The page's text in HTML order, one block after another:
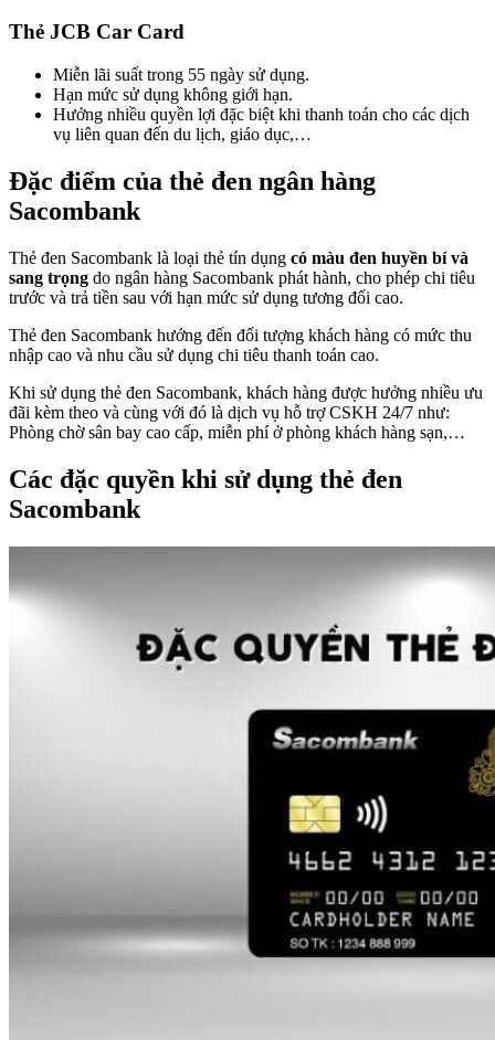
Thẻ JCB Car Card
Miễn lãi suất trong 55 ngày sử dụng.
Hạn mức sử dụng không giới hạn.
Hưởng nhiều quyền lợi đặc biệt khi thanh toán cho các dịch
vụ liên quan đến du lịch, giáo dục,…
Đặc điểm của thẻ đen ngân hàng
Sacombank
Thẻ đen Sacombank là loại thẻ tín dụng có màu đen huyền bí và
sang trọng do ngân hàng Sacombank phát hành, cho phép chi tiêu
trước và trả tiền sau với hạn mức sử dụng tương đối cao.
Thẻ đen Sacombank hướng đến đối tượng khách hàng có mức thu
nhập cao và nhu cầu sử dụng chi tiêu thanh toán cao.
Khi sử dụng thẻ đen Sacombank, khách hàng được hưởng nhiều ưu
đãi kèm theo và cùng với đó là dịch vụ hỗ trợ CSKH 24/7 như:
Phòng chờ sân bay cao cấp, miễn phí ở phòng khách hàng sạn,…
Các đặc quyền khi sử dụng thẻ đen
Sacombank